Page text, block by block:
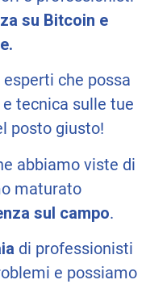
su Bitcoin e
che possa
tecnica sulle tue
posto giusto!
abbiamo viste di
maturato
sul campo.
di professionisti
e possiamo